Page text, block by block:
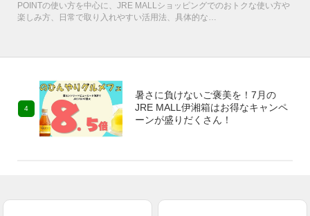
POINTの使い方を中心に、JRE MALLショッピングでのおトクな使い方や
楽しみ方、日常で取り入れやすい活用法、具体的な…
4
暑さに負けないご褒美を！7月の
JRE MALL伊湘箱はお得なキャンペ
ーンが盛りだくさん！